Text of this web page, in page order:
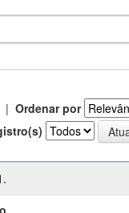
| Ordenar por